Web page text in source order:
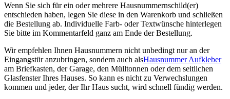
Wenn Sie sich für ein oder mehrere Hausnummernschild(er)
entschieden haben, legen Sie diese in den Warenkorb und schließen
die Bestellung ab. Individuelle Farb- oder Textwünsche hinterlegen
Sie bitte im Kommentarfeld ganz am Ende der Bestellung.
Wir empfehlen Ihnen Hausnummern nicht unbedingt nur an der
Eingangstür anzubringen, sondern auch alsHausnummer Aufkleber
am Briefkasten, der Garage, den Mülltonnen oder dem seitlichen
Glasfenster Ihres Hauses. So kann es nicht zu Verwechslungen
kommen und jeder, der Ihr Haus sucht, wird schnell fündig werden.